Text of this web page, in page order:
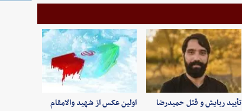
تأیید ربایش و قتل حمیدرضا
اولین عکس از شهید والامقام